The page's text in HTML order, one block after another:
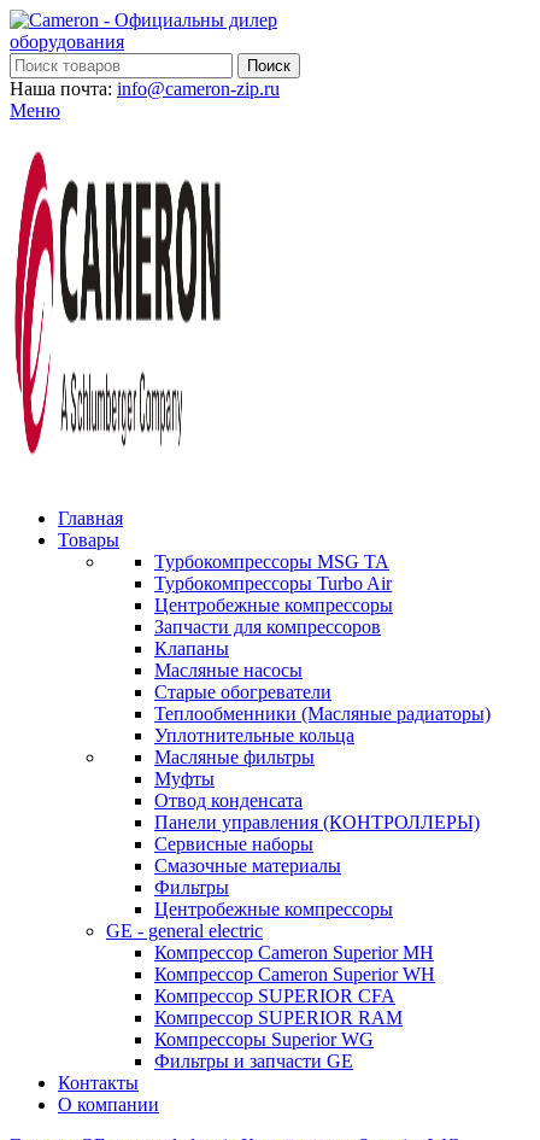
Поиск
Наша почта: info@cameron-zip.ru
Меню
Главная
Товары
Турбокомпрессоры MSG TA
Турбокомпрессоры Turbo Air
Центробежные компрессоры
Запчасти для компрессоров
Клапаны
Масляные насосы
Старые обогреватели
Теплообменники (Масляные радиаторы)
Уплотнительные кольца
Масляные фильтры
Муфты
Отвод конденсата
Панели управления (КОНТРОЛЛЕРЫ)
Сервисные наборы
Смазочные материалы
Фильтры
Центробежные компрессоры
GE - general electric
Компрессор Cameron Superior MH
Компрессор Cameron Superior WH
Компрессор SUPERIOR CFA
Компрессор SUPERIOR RAM
Компрессоры Superior WG
Фильтры и запчасти GE
Контакты
О компании